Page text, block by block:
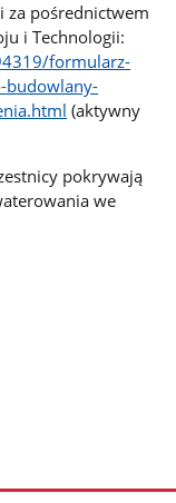
za pośrednictwem
i Technologii:
formularz-
budowlany-
(aktywny
pokrywają
we